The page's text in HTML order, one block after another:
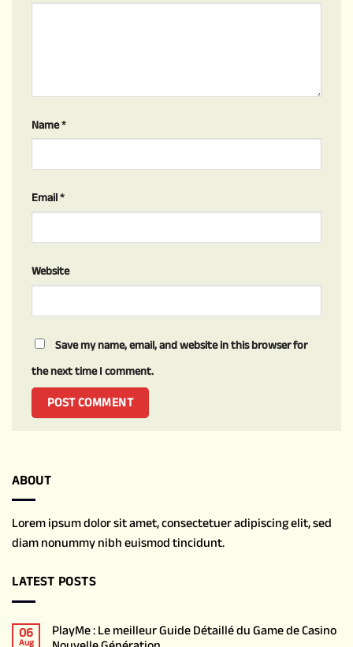
Name*
Email*
Website
Save my name, email, and website in this browser for
the next time I comment.
ABOUT
Lorem ipsum dolor sit amet, consectetuer adipiscing elit, sed
diam nonummy nibh euismod tincidunt.
LATEST POSTS
06
Aug
PlayMe : Le meilleur Guide Détaillé du Game de Casino